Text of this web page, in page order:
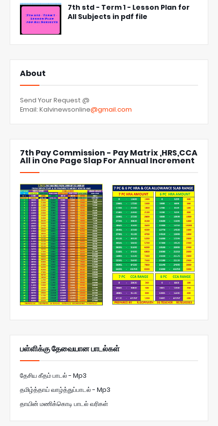
7th std - Term 1 - Lesson Plan for
All Subjects in pdf file
About
Send Your Request @
Email: Kalvinewsonline@gmail.com
7th Pay Commission - Pay Matrix ,HRS,CCA
All in One Page Slap For Annual Increment
பள்ளிக்கு தேவையான பாடல்கள்
தேசிய கீதம் பாடல் - Mp3
தமிழ்த்தாய் வாழ்த்துப்பாடல் - Mp3
தாயின் மணிக்கொடி பாடல் வரிகள்